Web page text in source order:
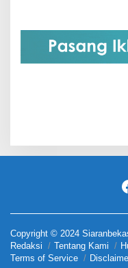
Copyright © 2024
Redaksi
Tentang Kami
Terms of Service